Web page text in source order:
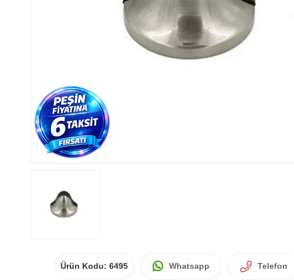
Ürün Kodu: 6495 Whatsapp Telefon